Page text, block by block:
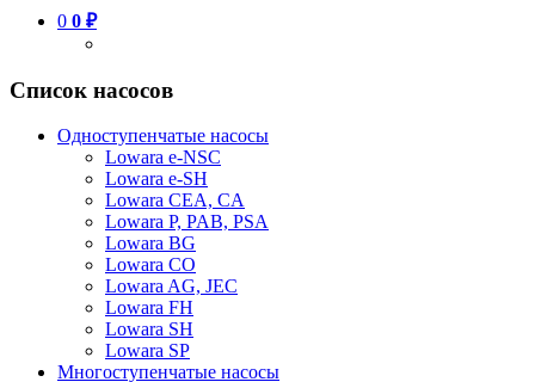
0 0 ₽
Список насосов
Одноступенчатые насосы
Lowara e-NSC
Lowara e-SH
Lowara CEA, CA
Lowara P, PAB, PSA
Lowara BG
Lowara CO
Lowara AG, JEC
Lowara FH
Lowara SH
Lowara SP
Многоступенчатые насосы